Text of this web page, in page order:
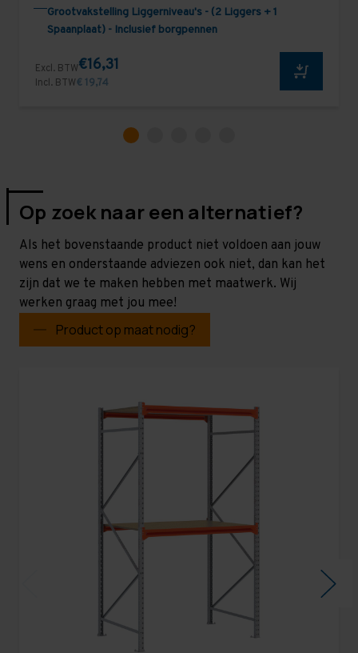
Grootvakstelling Liggerniveau's - (2 Liggers + 1
Spaanplaat) - Inclusief borgpennen
Excl. BTW€16,31
Incl. BTW€ 19,74
Op zoek naar een alternatief?
Als het bovenstaande product niet voldoen aan jouw
wens en onderstaande adviezen ook niet, dan kan het
zijn dat we te maken hebben met maatwerk. Wij
werken graag met jou mee!
Product op maat nodig?